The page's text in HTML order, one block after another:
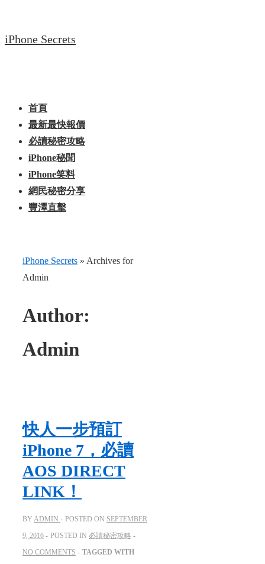
to
iPhone Secrets
Navigation
首頁
最新最快報價
必讀秘密攻略
iPhone秘聞
iPhone笑料
網民秘密分享
豐澤直擊
iPhone Secrets » Archives for
Admin
Author:
Admin
快人一步預訂
iPhone 7，必讀
AOS DIRECT
LINK！
BY ADMIN POSTED ON SEPTEMBER
9, 2016
POSTED IN 必讀秘密攻略
NO COMMENTS
TAGGED WITH